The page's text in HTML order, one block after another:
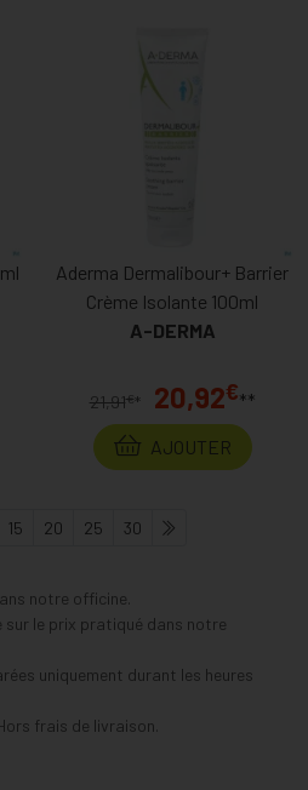
Aderma Dermalibour+ Barrier
Crème Isolante 100ml
A-DERMA
21,91€ * 20,92€**
AJOUTER
15 20 25 30
notre officine.
sur le prix pratiqué dans notre
uniquement durant les heures
frais de livraison.